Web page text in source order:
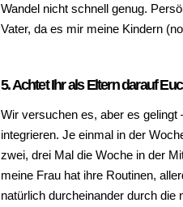
Wandel nicht schnell genug.
Vater, da es mir meine Kindern
5. Achtet Ihr als Eltern darauf
Wir versuchen es, aber es
integrieren. Je einmal in der
zwei, drei Mal die Woche in der
meine Frau hat ihre Routinen,
natürlich durcheinander durch die